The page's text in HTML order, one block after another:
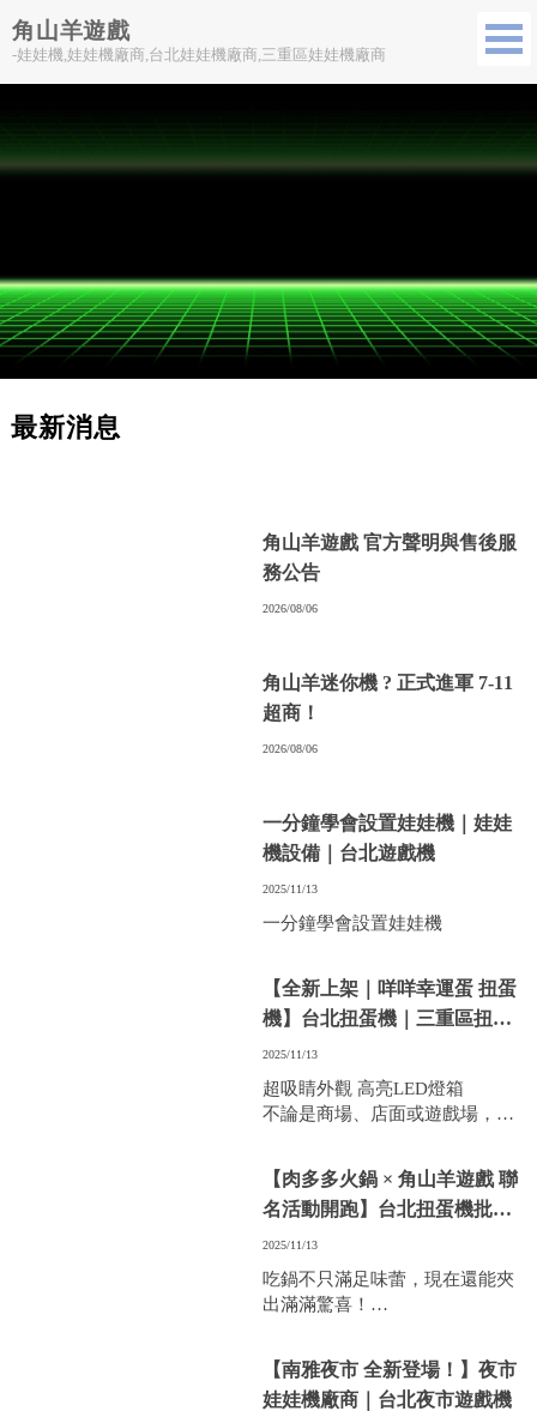
角山羊遊戲
-娃娃機,娃娃機廠商,台北娃娃機廠商,三重區娃娃機廠商
最新消息
角山羊遊戲 官方聲明與售後服
務公告
2026/08/06
角山羊迷你機 ? 正式進軍 7-11
超商！
2026/08/06
一分鐘學會設置娃娃機｜娃娃
機設備｜台北遊戲機
2025/11/13
一分鐘學會設置娃娃機
【全新上架｜咩咩幸運蛋 扭蛋
機】台北扭蛋機｜三重區扭蛋
機｜
2025/11/13
超吸睛外觀 高亮LED燈箱
不論是商場、店面或遊戲場，都
【肉多多火鍋 × 角山羊遊戲 聯
名活動開跑】台北扭蛋機批發
｜三重區扭蛋機批發｜
2025/11/13
吃鍋不只滿足味蕾，現在還能夾
出滿滿驚喜！
店 聯手 角山羊遊戲，推出限定活
動 「歡樂夾夾樂」
【南雅夜市 全新登場！】夜市
娃娃機廠商｜台北夜市遊戲機